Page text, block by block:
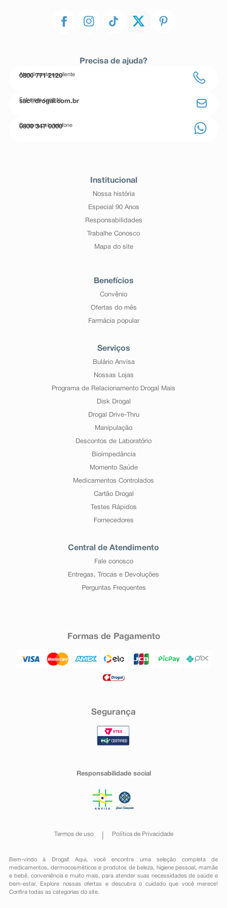
Precisa de ajuda?
Atendimento ao cliente
0800 771 2120
Entre em contato
sac@drogal.com.br
Compre pelo telefone
0800 347 0000
Institucional
Nossa história
Especial 90 Anos
Responsabilidades
Trabalhe Conosco
Mapa do site
Benefícios
Convênio
Ofertas do mês
Farmácia popular
Serviços
Bulário Anvisa
Nossas Lojas
Programa de Relacionamento Drogal Mais
Disk Drogal
Drogal Drive-Thru
Manipulação
Descontos de Laboratório
Bioimpedância
Momento Saúde
Medicamentos Controlados
Cartão Drogal
Testes Rápidos
Fornecedores
Central de Atendimento
Fale conosco
Entregas, Trocas e Devoluções
Perguntas Frequentes
Formas de Pagamento
Segurança
Responsabilidade social
Termos de uso Política de Privacidade
Bem-vindo à Drogal! Aqui, você encontra uma seleção completa de
medicamentos , dermocosméticos e produtos de beleza, higiene pessoal ,mamãe
e bebê, conveniênciae muito mais, para atender suas necessidades de saúde e
bem-estar. Explore nossas ofertas e descubra o cuidado que você merece!
Confira todas as categorias do site.